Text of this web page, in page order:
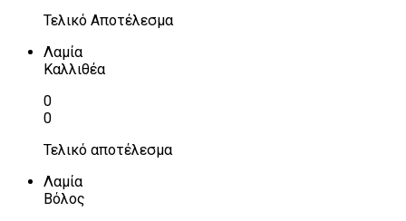
Τελικό Αποτέλεσμα
Λαμία
Καλλιθέα
0
0
Τελικό αποτέλεσμα
Λαμία
Βόλος